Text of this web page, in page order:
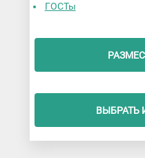
ГОСТы
ВЫБРАТЬ